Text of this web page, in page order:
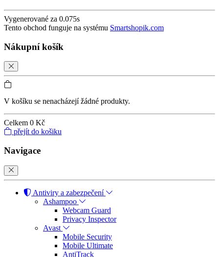
Vygenerované za 0.075s
Tento obchod funguje na systému Smartshopik.com
Nákupní košík
V košíku se nenacházejí žádné produkty.
Celkem 0 Kč
přejít do košiku
Navigace
Antiviry a zabezpečení
Ashampoo
Webcam Guard
Privacy Inspector
Avast
Mobile Security
Mobile Ultimate
AntiTrack